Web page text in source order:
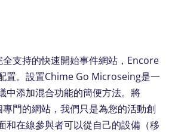
支持的快速開始事件網站，Encore
置。設置Chime Go Microseing是一
中添加混合功能的簡便方法。將
門的網站，我們只是為您的活動創
和在線參與者可以從自己的設備（移